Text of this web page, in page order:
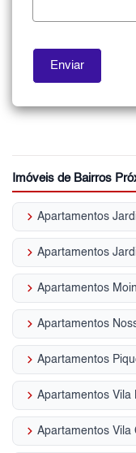
Imóveis de Bairros
keyboard_arrow_right Apartamentos
keyboard_arrow_right Apartamentos
keyboard_arrow_right Apartamentos
keyboard_arrow_right Apartamentos
keyboard_arrow_right Apartamentos
keyboard_arrow_right Apartamentos Vila
keyboard_arrow_right Apartamentos Vila